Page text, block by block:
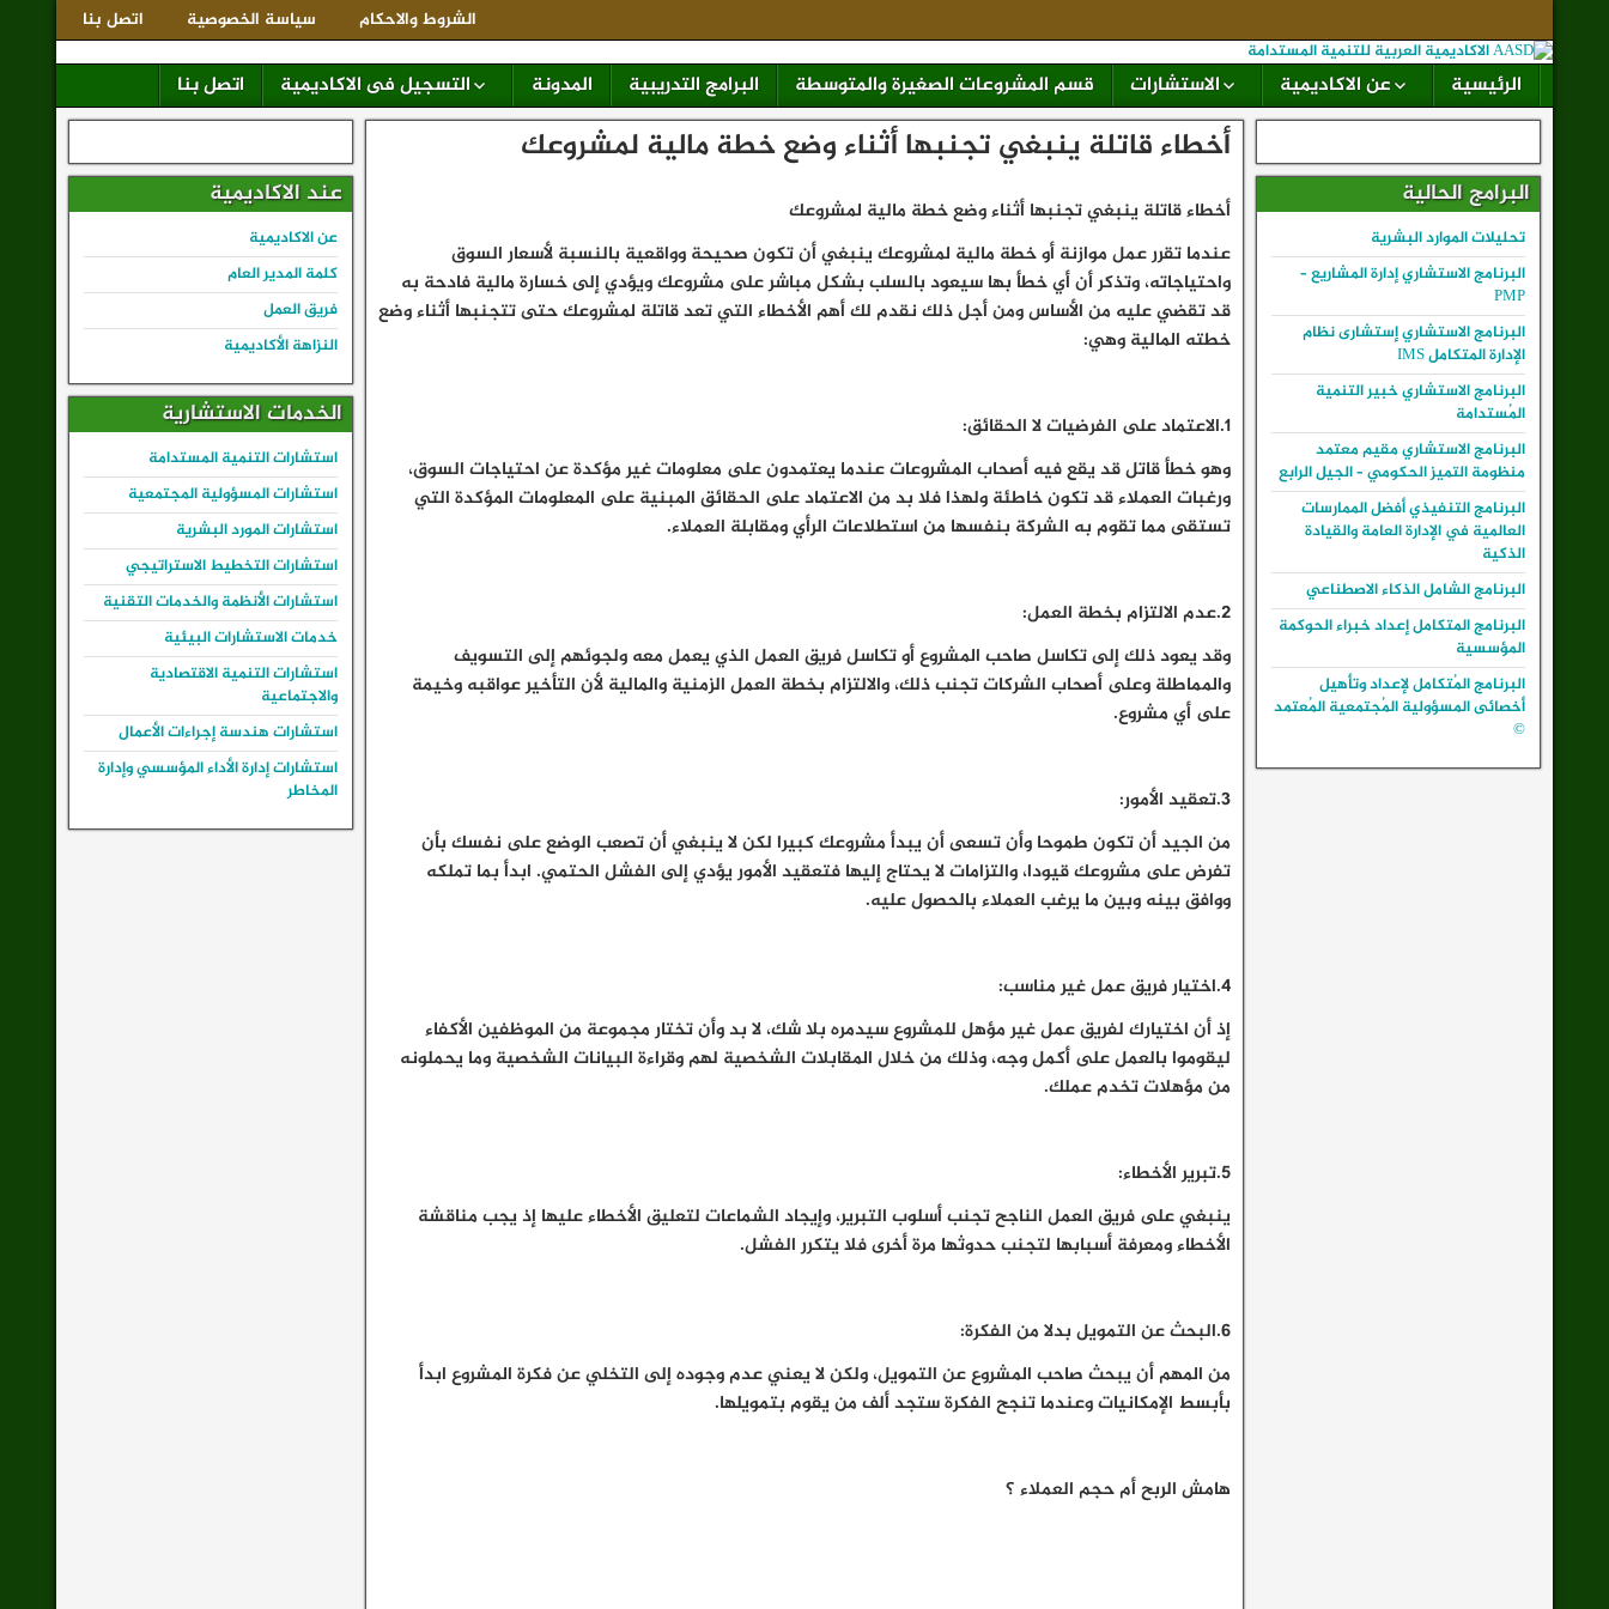
الشروط والاحكام سياسة الخصوصية اتصل بنا
الرئيسية عن الاكاديمية الاستشارات قسم المشروعات الصغيرة والمتوسطة البرامج التدريبية المدونة التسجيل فى الاكاديمية اتصل بنا
أخطاء قاتلة ينبغي تجنبها أثناء وضع خطة مالية لمشروعك
أخطاء قاتلة ينبغي تجنبها أثناء وضع خطة مالية لمشروعك
عندما تقرر عمل موازنة أو خطة مالية لمشروعك ينبغي أن تكون صحيحة وواقعية بالنسبة لأسعار السوق
واحتياجاته، وتذكر أن أي خطأ بها سيعود بالسلب بشكل مباشر على مشروعك ويؤدي إلى خسارة مالية فادحة به
قد تقضي عليه من الأساس ومن أجل ذلك نقدم لك أهم الأخطاء التي تعد قاتلة لمشروعك حتى تتجنبها أثناء وضع
خطته المالية وهي:
1.الاعتماد على الفرضيات لا الحقائق:
وهو خطأ قاتل قد يقع فيه أصحاب المشروعات عندما يعتمدون على معلومات غير مؤكدة عن احتياجات السوق،
ورغبات العملاء قد تكون خاطئة ولهذا فلا بد من الاعتماد على الحقائق المبنية على المعلومات المؤكدة التي
تستقى مما تقوم به الشركة بنفسها من استطلاعات الرأي ومقابلة العملاء.
2.عدم الالتزام بخطة العمل:
وقد يعود ذلك إلى تكاسل صاحب المشروع أو تكاسل فريق العمل الذي يعمل معه ولجوئهم إلى التسويف
والمماطلة وعلى أصحاب الشركات تجنب ذلك، والالتزام بخطة العمل الزمنية والمالية لأن التأخير عواقبه وخيمة
على أي مشروع.
3.تعقيد الأمور:
من الجيد أن تكون طموحا وأن تسعى أن يبدأ مشروعك كبيرا لكن لا ينبغي أن تصعب الوضع على نفسك بأن
تفرض على مشروعك قيودا، والتزامات لا يحتاج إليها فتعقيد الأمور يؤدي إلى الفشل الحتمي. ابدأ بما تملكه
ووافق بينه وبين ما يرغب العملاء بالحصول عليه.
4.اختيار فريق عمل غير مناسب:
إذ أن اختيارك لفريق عمل غير مؤهل للمشروع سيدمره بلا شك، لا بد وأن تختار مجموعة من الموظفين الأكفاء
ليقوموا بالعمل على أكمل وجه، وذلك من خلال المقابلات الشخصية لهم وقراءة البيانات الشخصية وما يحملونه
من مؤهلات تخدم عملك.
5.تبرير الأخطاء:
ينبغي على فريق العمل الناجح تجنب أسلوب التبرير، وإيجاد الشماعات لتعليق الأخطاء عليها إذ يجب مناقشة
الأخطاء ومعرفة أسبابها لتجنب حدوثها مرة أخرى فلا يتكرر الفشل.
6.البحث عن التمويل بدلا من الفكرة:
من المهم أن يبحث صاحب المشروع عن التمويل، ولكن لا يعني عدم وجوده إلى التخلي عن فكرة المشروع ابدأ
بأبسط الإمكانيات وعندما تنجح الفكرة ستجد ألف من يقوم بتمويلها.
هامش الربح أم حجم العملاء ؟
عند الاكاديمية
عن الاكاديمية
كلمة المدير العام
فريق العمل
النزاهة الأكاديمية
الخدمات الاستشارية
استشارات التنمية المستدامة
استشارات المسؤولية المجتمعية
استشارات المورد البشرية
استشارات التخطيط الاستراتيجي
استشارات الأنظمة والخدمات التقنية
خدمات الاستشارات البيئية
استشارات التنمية الاقتصادية
والاجتماعية
استشارات هندسة إجراءات الأعمال
استشارات إدارة الأداء المؤسسي وإدارة
المخاطر
البرامج الحالية
تحليلات الموارد البشرية
البرنامج الاستشاري إدارة المشاريع –
PMP
البرنامج الاستشاري إستشارى نظام
الإدارة المتكامل IMS
البرنامج الاستشاري خبير التنمية
المُستدامة
البرنامج الاستشاري مقيم معتمد
منظومة التميز الحكومي – الجيل الرابع
البرنامج التنفيذي أفضل الممارسات
العالمية في الإدارة العامة والقيادة
الذكية
البرنامج الشامل الذكاء الاصطناعي
البرنامج المتكامل إعداد خبراء الحوكمة
المؤسسية
البرنامج المُتكامل لإعداد وتأهيل
أخصائى المسؤولية المُجتمعية المُعتمد
©